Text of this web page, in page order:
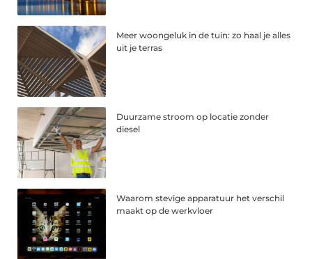
Meer woongeluk in de tuin: zo haal je alles
uit je terras
Duurzame stroom op locatie zonder
diesel
Waarom stevige apparatuur het verschil
maakt op de werkvloer